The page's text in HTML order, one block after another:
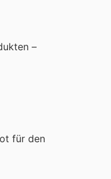
–
für den